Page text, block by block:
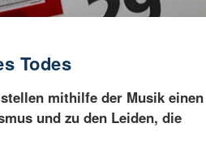
Todes
mithilfe der Musik einen
und zu den Leiden, die